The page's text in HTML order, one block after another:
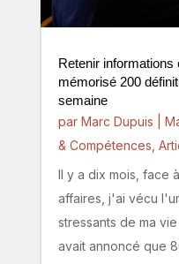
Retenir informations
mémorisé 200
semaine
par Marc Dupuis
& Compétences
Il y a dix mois, face
affaires, j'ai vécu
stressants de ma
avait annoncé que